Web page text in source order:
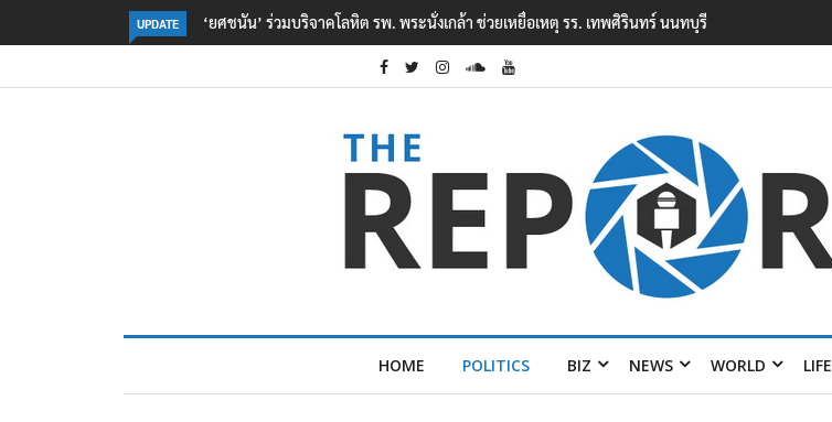
UPDATE ตร. อยู่ระหว่างสอบสวนแรงจูงใจ เหตุยิงในโรงเรียนเทพศิรินทร์ นนทบุรี พบเด็กก่อเหตุเครียดเรื่องเรียน
HOME POLITICS BIZ NEWS WORLD LIFE